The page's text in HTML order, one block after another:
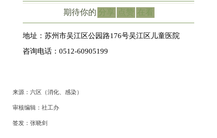
期待你的 分享 点赞 在看
地址：苏州市吴江区公园路176号吴江区儿童医院
咨询电话：0512-60905199
来源：六区（消化、感染）
审核编辑：社工办
签发：张晓剑